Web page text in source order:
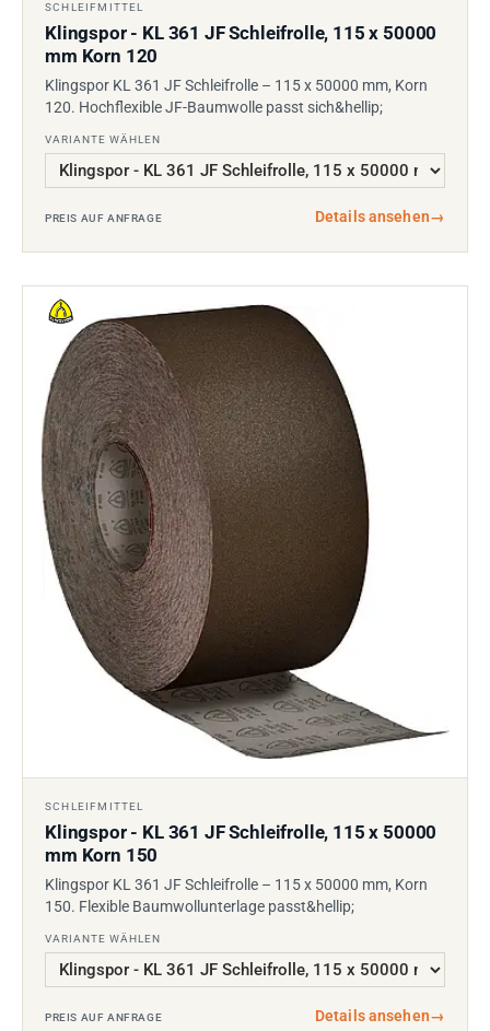
SCHLEIFMITTEL
Klingspor - KL 361 JF Schleifrolle, 115 x 50000
mm Korn 120
Klingspor KL 361 JF Schleifrolle – 115 x 50000 mm, Korn
120. Hochflexible JF-Baumwolle passt sich&hellip;
VARIANTE WÄHLEN
PREIS AUF ANFRAGE Details ansehen→
SCHLEIFMITTEL
Klingspor - KL 361 JF Schleifrolle, 115 x 50000
mm Korn 150
Klingspor KL 361 JF Schleifrolle – 115 x 50000 mm, Korn
150. Flexible Baumwollunterlage passt&hellip;
VARIANTE WÄHLEN
PREIS AUF ANFRAGE Details ansehen→